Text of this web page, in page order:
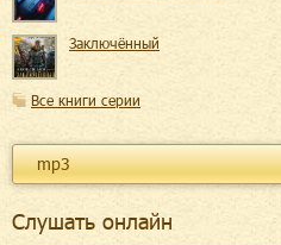
Заключённый
Все книги серии
mp3
Слушать онлайн